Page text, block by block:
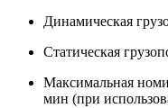
Динамическая
Статическая
Максимальная
мин (при